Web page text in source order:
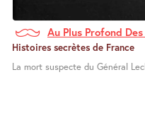
Au Plus Profond
Histoires secrètes de France
La mort suspecte du Général